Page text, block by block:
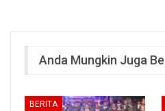
Anda Mungkin Juga
BERITA